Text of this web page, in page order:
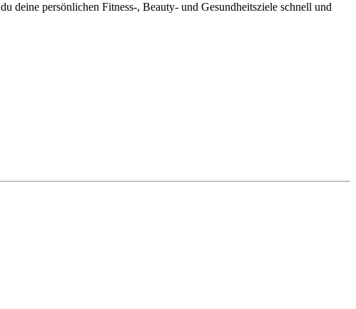
deine persönlichen Fitness-, Beauty- und Gesundheitsziele schnell und